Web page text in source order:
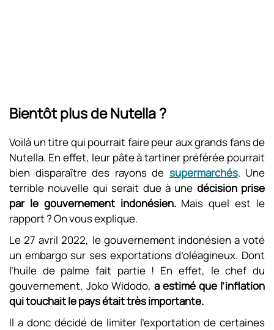
Bientôt plus de Nutella ?
Voilà un titre qui pourrait faire peur aux grands fans de
Nutella. En effet, leur pâte à tartiner préférée pourrait
bien disparaître des rayons de supermarchés. Une
terrible nouvelle qui serait due à une décision prise
par le gouvernement indonésien.Mais quel est le
rapport ? On vous explique.
Le 27 avril 2022, le gouvernement indonésien a voté
un embargo sur ses exportations d’oléagineux. Dont
l’huile de palme fait partie ! En effet, le chef du
gouvernement, Joko Widodo, a estimé que l’inflation
qui touchait le pays était très importante.
Il a donc décidé de limiter l’exportation de certaines